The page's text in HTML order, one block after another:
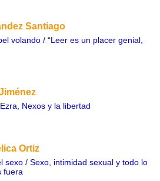
Santiago
volando / “Leer es un placer genial,
Nexos y la libertad
Ortiz
sexo / Sexo, intimidad sexual y todo lo
fuera